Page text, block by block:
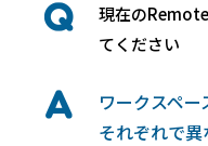
現在の
てください
ワークスペ
それぞれで異